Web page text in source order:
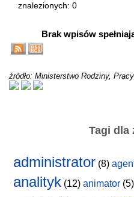
znalezionych: 0
Brak wpisów
źródło: Ministerstwo Rodziny,
Tagi dla
administrator (8)
analityk (12) animator (5)